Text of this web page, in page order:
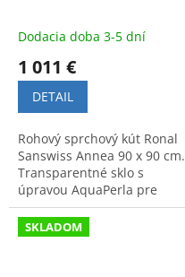
Dodacia doba 3-5 dní
1 011 €
DETAIL
Rohový sprchový kút Ronal
Sanswiss Annea 90 x 90 cm.
Transparentné sklo s
úpravou AquaPerla pre
ľahkú údržbu. Moderný a
funkčný dizajn.
SKLADOM